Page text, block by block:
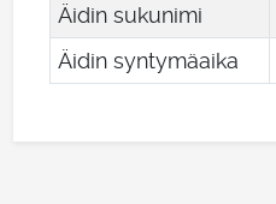
Äidin sukunimi
Äidin syntymäaika